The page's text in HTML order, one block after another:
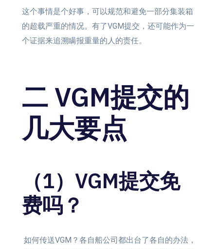
这个事情是个好事，可以规范和避免一部分集装箱
的超载严重的情况。有了VGM提交，还可能作为一
个证据来追溯瞒报重量的人的责任。
二 VGM提交的
几大要点
（1）VGM提交免
费吗？
如何传送VGM？各自船公司都出台了各自的办法，